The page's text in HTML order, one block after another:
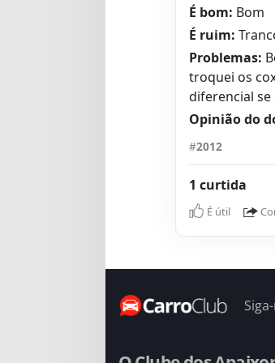
É bom: Bom
É ruim:
Problemas:
troquei os
diferencial
Opinião do
#2012
1 curtida
É útil